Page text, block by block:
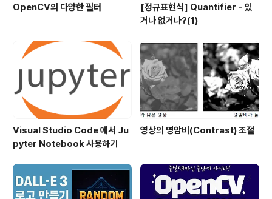
OpenCV의 다양한 필터
[정규표현식] Quantifier - 있
거나 없거나?(1)
Visual Studio Code 에서 Ju
pyter Notebook 사용하기
영상의 명암비(Contrast) 조절